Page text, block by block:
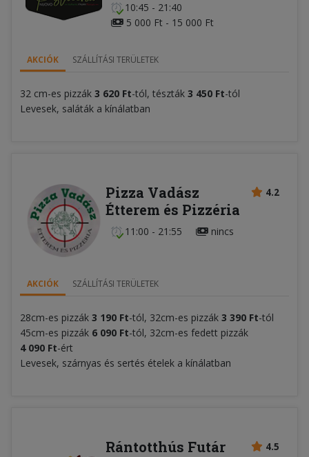
10:45 - 21:40
5 000 Ft - 15 000 Ft
AKCIÓK SZÁLLÍTÁSI TERÜLETEK
32 cm-es pizzák 3 620 Ft-tól, tészták 3 450 Ft-tól
Levesek, saláták a kínálatban
4.2
Pizza Vadász
Étterem és Pizzéria
11:00 - 21:55 nincs
AKCIÓK SZÁLLÍTÁSI TERÜLETEK
28cm-es pizzák 3 190 Ft-tól, 32cm-es pizzák 3 390 Ft-tól
45cm-es pizzák 6 090 Ft-tól, 32cm-es fedett pizzák
4 090 Ft-ért
Levesek, szárnyas és sertés ételek a kínálatban
4.5
Rántotthús Futár